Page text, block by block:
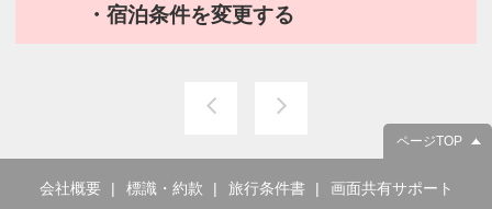
・宿泊条件を変更する
ページTOP
会社概要 標識・約款 旅行条件書 画面共有サポート